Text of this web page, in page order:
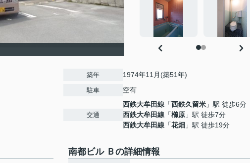
築年 1974年11月(築51年)
駐車 空有
交通
西鉄大牟田線 「西鉄久留米 」駅 徒歩6分
西鉄大牟田線 「櫛原 」駅 徒歩7分
西鉄大牟田線 「花畑 」駅 徒歩19分
南都ビル Ｂの詳細情報